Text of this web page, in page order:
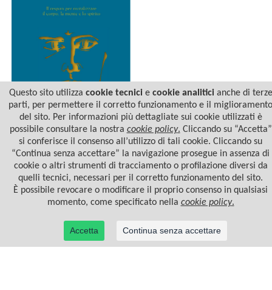
BREATHWALK
Questo sito utilizza cookie tecnicie cookie analiticianche di terze
parti, per permettere il corretto funzionamento e il miglioramento
del sito. Per informazioni più dettagliate sui cookie utilizzati è
possibile consultare la nostra cookie policy. Cliccando su “Accetta”
si conferisce il consenso all’utilizzo di tali cookie. Cliccando su
“Continua senza accettare” la navigazione prosegue in assenza di
cookie o altri strumenti di tracciamento o profilazione diversi da
quelli tecnici, necessari per il corretto funzionamento del sito.
È possibile revocare o modificare il proprio consenso in qualsiasi
momento, come specificato nella cookie policy.
Accetta Continua senza accettare